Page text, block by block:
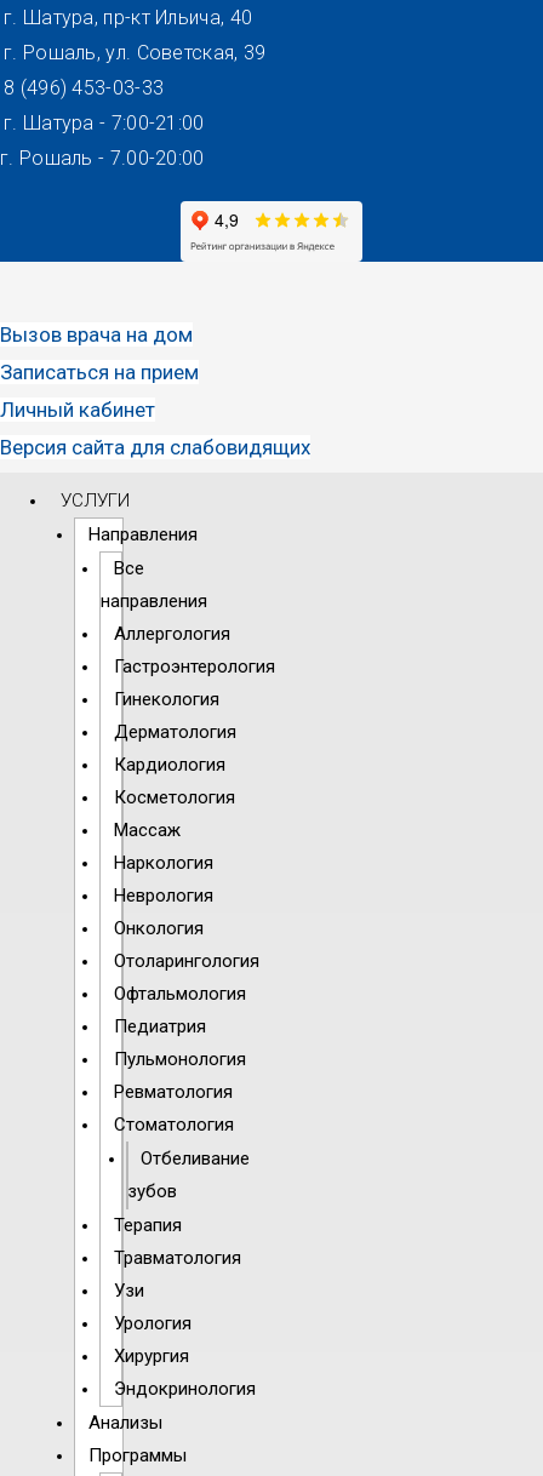
Перейти
г. Шатура, пр-кт Ильича, 40
г. Рошаль, ул. Советская, 39
8 (496) 453-03-33
г. Шатура - 7:00-21:00
г. Рошаль - 7.00-20:00
Вызов врача на дом
Записаться на прием
Личный кабинет
Версия сайта для слабовидящих
УСЛУГИ
Направления
Все
направления
Аллергология
Гастроэнтерология
Гинекология
Дерматология
Кардиология
Косметология
Массаж
Наркология
Неврология
Онкология
Отоларингология
Офтальмология
Педиатрия
Пульмонология
Ревматология
Стоматология
Отбеливание
зубов
Терапия
Травматология
Узи
Урология
Хирургия
Эндокринология
Анализы
Программы